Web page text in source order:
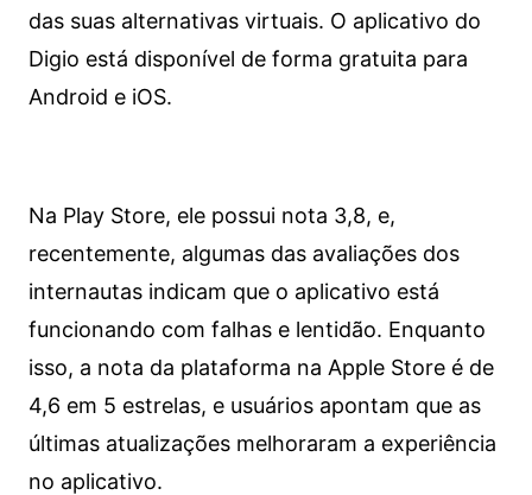
das suas alternativas virtuais. O aplicativo do
Digio está disponível de forma gratuita para
Android e iOS.
Na Play Store, ele possui nota 3,8, e,
recentemente, algumas das avaliações dos
internautas indicam que o aplicativo está
funcionando com falhas e lentidão. Enquanto
isso, a nota da plataforma na Apple Store é de
4,6 em 5 estrelas, e usuários apontam que as
últimas atualizações melhoraram a experiência
no aplicativo.